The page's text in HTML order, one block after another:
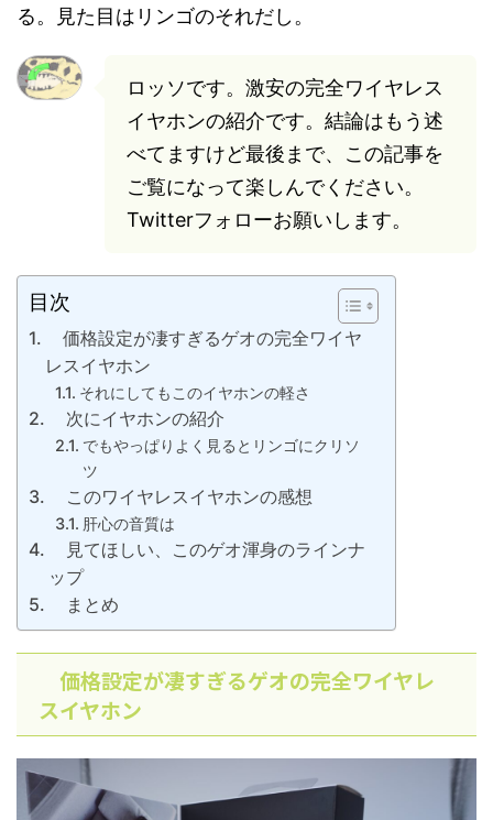
る。見た目はリンゴのそれだし。
ロッソです。激安の完全ワイヤレス
イヤホンの紹介です。結論はもう述
べてますけど最後まで、この記事を
ご覧になって楽しんでください。
Twitterフォローお願いします。
目次
価格設定が凄すぎるゲオの完全ワイヤ
レスイヤホン
それにしてもこのイヤホンの軽さ
次にイヤホンの紹介
でもやっぱりよく見るとリンゴにクリソ
ツ
このワイヤレスイヤホンの感想
肝心の音質は
見てほしい、このゲオ渾身のラインナ
ップ
まとめ
価格設定が凄すぎるゲオの完全ワイヤレ
スイヤホン